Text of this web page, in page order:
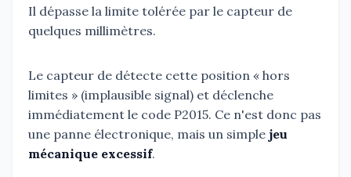
Il dépasse la limite tolérée par le capteur de
quelques millimètres.
Le capteur de détecte cette position « hors
limites » (implausible signal) et déclenche
immédiatement le code P2015. Ce n'est donc pas
une panne électronique, mais un simple jeu
mécanique excessif.